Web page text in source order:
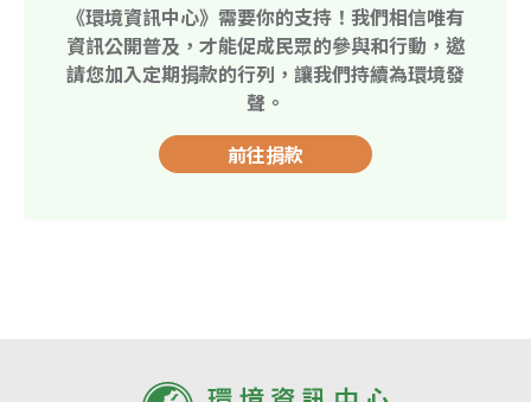
《環境資訊中心》需要你的支持！我們相信唯有
資訊公開普及，才能促成民眾的參與和行動，邀
請您加入定期捐款的行列，讓我們持續為環境發
聲。
前往捐款